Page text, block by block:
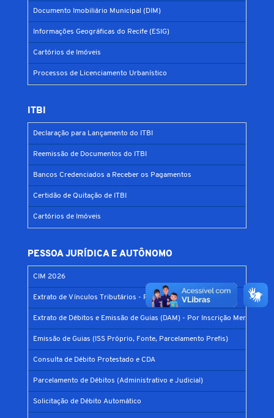
Documento Imobiliário Municipal (DIM)
Informações Geográficas do Recife (ESIG)
Cartórios de Imóveis
Processos de Licenciamento Urbanístico
ITBI
Declaração para Lançamento do ITBI
Reemissão de Documentos do ITBI
Bancos Credenciados a Receber os Pagamentos
Certidão de Quitação de ITBI
Cartórios de Imóveis
PESSOA JURÍDICA E AUTÔNOMO
CIM 2026
Extrato de Vínculos Tributários - Por CPF ou CNPJ
Extrato de Débitos e Emissão de Guias (DAM) - Por Inscrição Mercantil
Emissão de Guias (ISS Próprio, Fonte, Parcelamento Prefis)
Consulta de Débito Protestado e CDA
Parcelamento de Débitos (Administrativo e Judicial)
Solicitação de Débito Automático